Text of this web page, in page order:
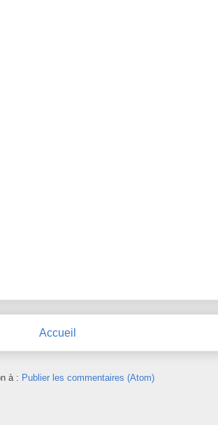
Accueil
à : Publier les commentaires (Atom)